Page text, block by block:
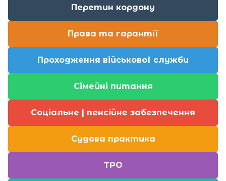
Перетин кордону
Права та гарантії
Проходження військової служби
Сімейні питання
Соціальне | пенсійне забезпечення
Судова практика
ТРО